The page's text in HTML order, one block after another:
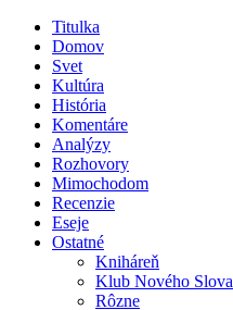
Titulka
Domov
Svet
Kultúra
História
Komentáre
Analýzy
Rozhovory
Mimochodom
Recenzie
Eseje
Ostatné
Kniháreň
Klub Nového Slova
Rôzne